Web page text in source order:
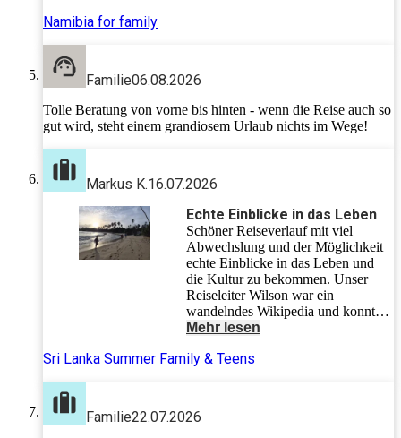
Namibia for family
Familie06.08.2026
Tolle Beratung von vorne bis hinten - wenn die Reise auch so
gut wird, steht einem grandiosem Urlaub nichts im Wege!
Markus K.16.07.2026
Echte Einblicke in das Leben
Schöner Reiseverlauf mit viel
Abwechslung und der Möglichkeit
echte Einblicke in das Leben und
die Kultur zu bekommen. Unser
Reiseleiter Wilson war ein
wandelndes Wikipedia und konnte
zu allem Auskunft geben. Wir waren
haben das organisierte Reisen sehr
Mehr lesen
Sri Lanka Summer Family & Teens
Familie22.07.2026